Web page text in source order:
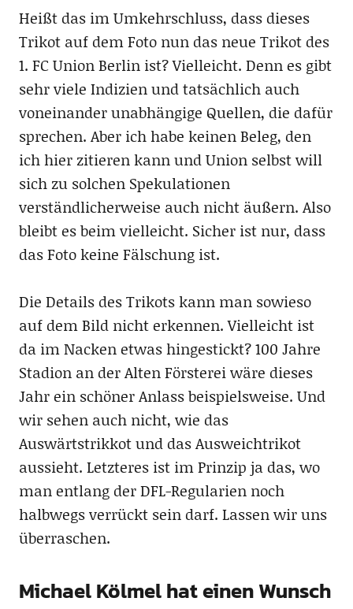
Heißt das im Umkehrschluss, dass dieses
Trikot auf dem Foto nun das neue Trikot des
1. FC Union Berlin ist? Vielleicht. Denn es gibt
sehr viele Indizien und tatsächlich auch
voneinander unabhängige Quellen, die dafür
sprechen. Aber ich habe keinen Beleg, den
ich hier zitieren kann und Union selbst will
sich zu solchen Spekulationen
verständlicherweise auch nicht äußern. Also
bleibt es beim vielleicht. Sicher ist nur, dass
das Foto keine Fälschung ist.
Die Details des Trikots kann man sowieso
auf dem Bild nicht erkennen. Vielleicht ist
da im Nacken etwas hingestickt? 100 Jahre
Stadion an der Alten Försterei wäre dieses
Jahr ein schöner Anlass beispielsweise. Und
wir sehen auch nicht, wie das
Auswärtstrikkot und das Ausweichtrikot
aussieht. Letzteres ist im Prinzip ja das, wo
man entlang der DFL-Regularien noch
halbwegs verrückt sein darf. Lassen wir uns
überraschen.
Michael Kölmel hat einen Wunsch